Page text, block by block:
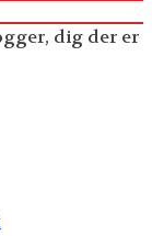
dig der er